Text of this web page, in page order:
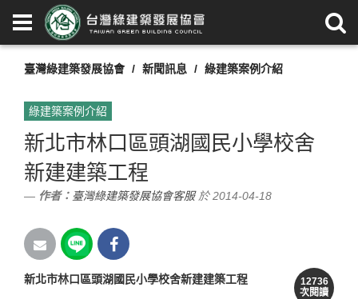
臺灣綠建築發展協會 新聞訊息 綠建築案例介紹
綠建築案例介紹
新北市林口區頭湖國民小學校舍
新建建築工程
作者： 臺灣綠建築發展協會客服於 2014-04-18
12736
次閱讀
新北市林口區頭湖國民小學校舍新建建築工程